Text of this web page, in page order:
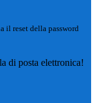
il reset della password
di posta elettronica!